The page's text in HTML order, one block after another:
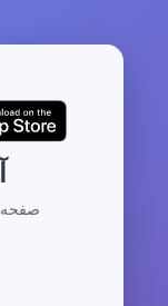
صفحه 1 از 343 | مجموع 3424 آرشیو